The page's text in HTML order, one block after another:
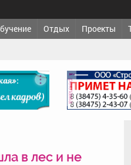
Отдых Проекты
реклама
в лес и не